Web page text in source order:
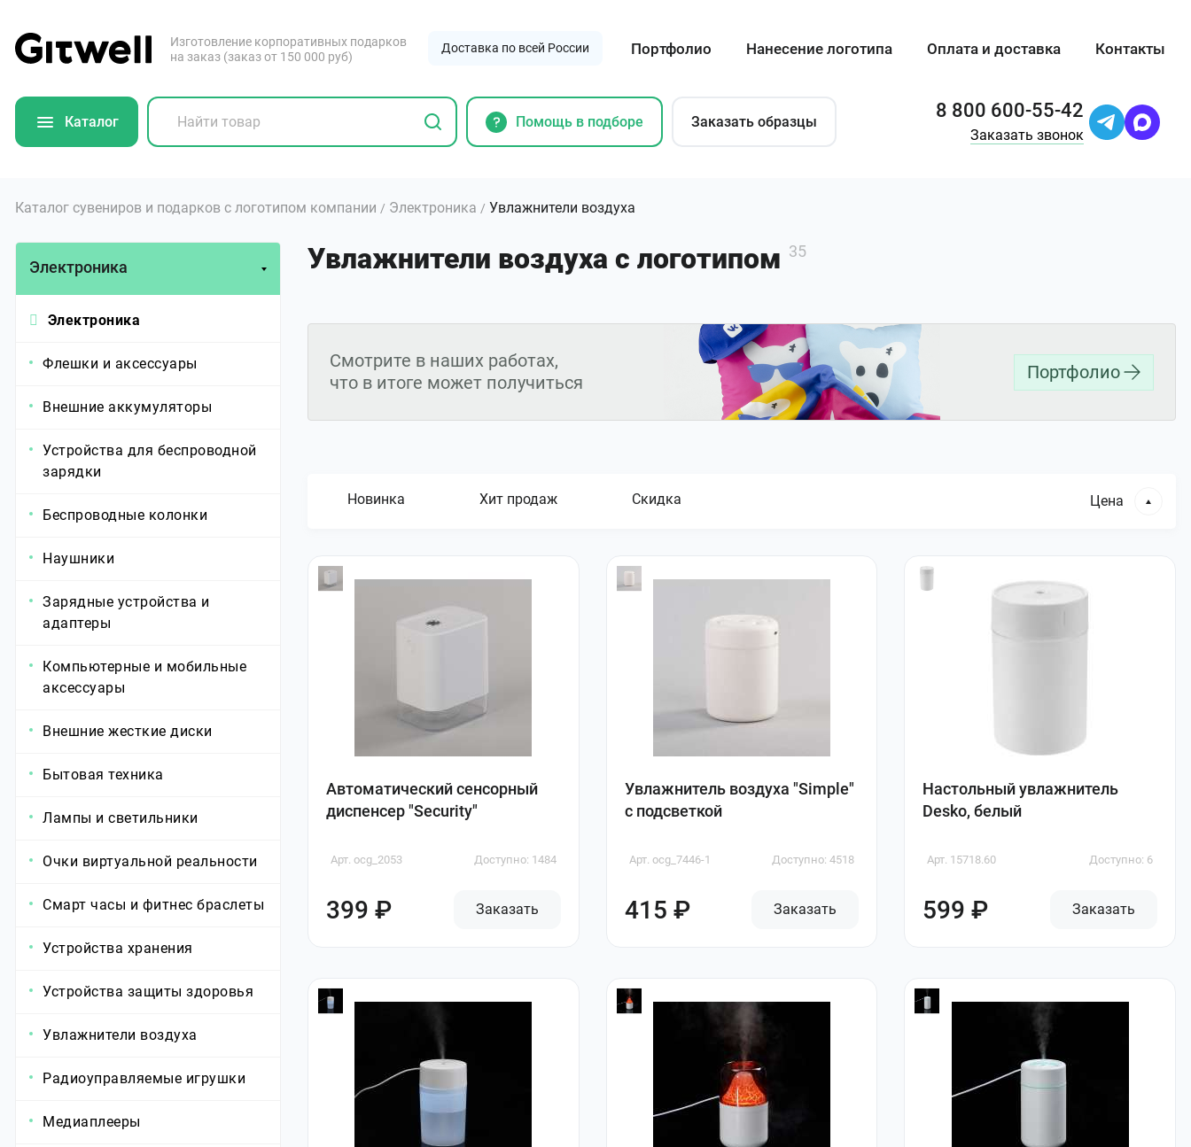
Изготовление корпоративных подарков
на заказ (заказ от 150 000 руб)
Доставка по всей России Портфолио Нанесение логотипа Оплата и доставка Контакты
Каталог Помощь в подборе Заказать образцы 8 800 600-55-42
Заказать звонок
Каталог сувениров и подарков с логотипом компании / Электроника / Увлажнители воздуха
Электроника
Электроника
Флешки и аксессуары
Внешние аккумуляторы
Устройства для беспроводной
зарядки
Беспроводные колонки
Наушники
Зарядные устройства и
адаптеры
Компьютерные и мобильные
аксессуары
Внешние жесткие диски
Бытовая техника
Лампы и светильники
Очки виртуальной реальности
Смарт часы и фитнес браслеты
Устройства хранения
Устройства защиты здоровья
Увлажнители воздуха
Радиоуправляемые игрушки
Медиаплееры
Увлажнители воздуха с логотипом 35
Смотрите в наших работах,
что в итоге может получиться
Портфолио
Новинка Хит продаж Скидка Цена
Автоматический сенсорный
диспенсер "Security"
Арт. ocg_2053 Доступно: 1484
399 ₽ Заказать
Увлажнитель воздуха "Simple"
с подсветкой
Арт. ocg_7446-1 Доступно: 4518
415 ₽ Заказать
Настольный увлажнитель
Desko, белый
Арт. 15718.60 Доступно: 6
599 ₽ Заказать